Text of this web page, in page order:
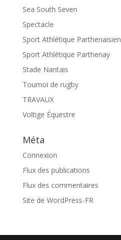
Sea South Seven
Spectacle
Sport Athlétique Parthenaisien
Sport Athlétique Parthenay
Stade Nantais
Tournoi de rugby
TRAVAUX
Voltige Équestre
Méta
Connexion
Flux des publications
Flux des commentaires
Site de WordPress-FR